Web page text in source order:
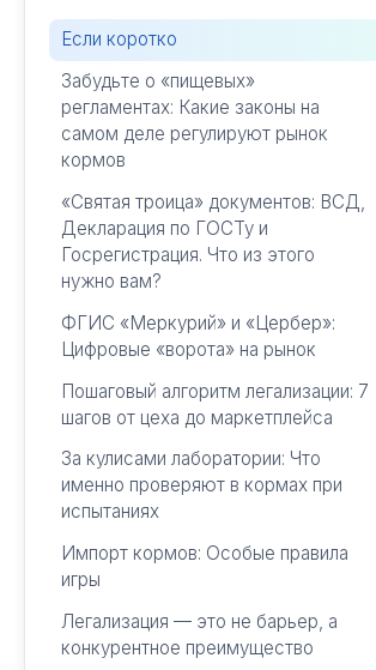
Если коротко
Забудьте о «пищевых»
регламентах: Какие законы на
самом деле регулируют рынок
кормов
«Святая троица» документов: ВСД,
Декларация по ГОСТу и
Госрегистрация. Что из этого
нужно вам?
ФГИС «Меркурий» и «Цербер»:
Цифровые «ворота» на рынок
Пошаговый алгоритм легализации: 7
шагов от цеха до маркетплейса
За кулисами лаборатории: Что
именно проверяют в кормах при
испытаниях
Импорт кормов: Особые правила
игры
Легализация — это не барьер, а
конкурентное преимущество